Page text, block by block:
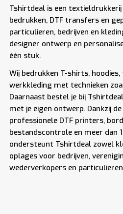
Tshirtdeal is een
bedrukken, DTF transfers en
particulieren, bedrijven en
designer ontwerp en
één stuk.
Wij bedrukken T-shirts, hoodies,
werkkleding met technieken
Daarnaast bestel je bij
met je eigen ontwerp. Dankzij
professionele DTF printers,
bestandscontrole en meer dan
ondersteunt Tshirtdeal zowel
oplages voor bedrijven,
wederverkopers en